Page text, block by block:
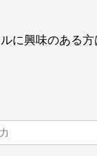
に興味のある方